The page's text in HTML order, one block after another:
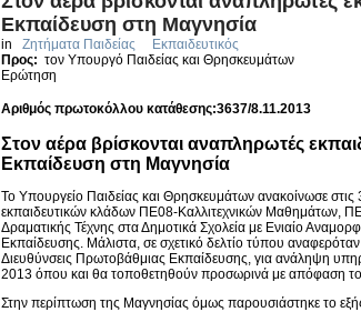
Εκπαίδευση στη Μαγνησία
in Ζητήματα Παιδείας
Εκπαιδευτικός
Προς: τον Υπουργό Παιδείας και Θρησκευμάτων
Ερώτηση
Αριθμός πρωτοκόλλου κατάθεσης:3637/8.11.2013
Στον αέρα βρίσκονται αναπληρωτές
Εκπαίδευση στη Μαγνησία
Το Υπουργείο Παιδείας και Θρησκευμάτων ανακοίνωσε
εκπαιδευτικών κλάδων ΠΕ08-Καλλιτεχνικών
Δραματικής Τέχνης στα Δημοτικά Σχολεία με Ενιαίο
Εκπαίδευσης. Μάλιστα, σε σχετικό δελτίο τύπου
Διευθύνσεις Πρωτοβάθμιας Εκπαίδευσης, για ανάληψη
2013 όπου και θα τοποθετηθούν προσωρινά με απόφαση
Στην περίπτωση της Μαγνησίας όμως παρουσιάστηκε το